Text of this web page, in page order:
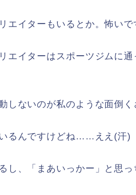
エイターもいるとか。怖いで
エイターはスポーツジムに
しないのが私のような面倒く
るんですけどね……ええ(汗)
し、「まあいっかー」と思っ